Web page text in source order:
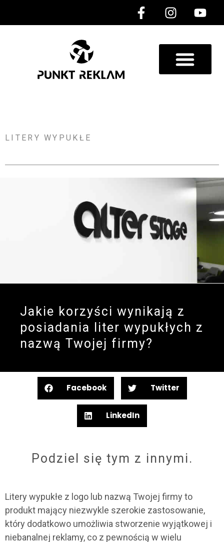
LITERY WYPUKŁE
Jakie korzyści wynikają z
posiadania liter wypukłych z
nazwą Twojej firmy?
Facebook Twitter
LinkedIn
Podziel się tym z innymi.
Litery wypukłe z logo lub nazwą Twojej firmy to
produkt mający niezwykle szerokie zastosowanie,
który dodatkowo umożliwia stworzenie wyjątkowej i
niebanalnej reklamy, co z pewnością w wielu